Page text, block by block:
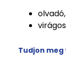
Tudjon